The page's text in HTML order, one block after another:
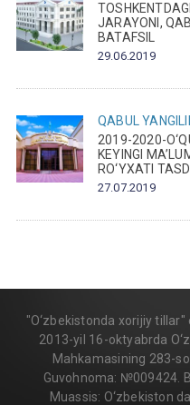
JARAYONI,
BATAFSIL
29.06.2019
QABUL
2019-2020-
KEYINGI
RO‘YXATI
27.07.2019
"O‘zbekistonda xorijiy
2013-yil 16-oktyabrda
Mahkamasining 283-
Guvohnoma: №009424.
Muassis: O‘zbekiston